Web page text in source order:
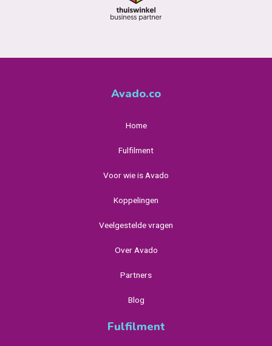
Avado.co
Home
Fulfilment
Voor wie is Avado
Koppelingen
Veelgestelde vragen
Over Avado
Partners
Blog
Fulfilment